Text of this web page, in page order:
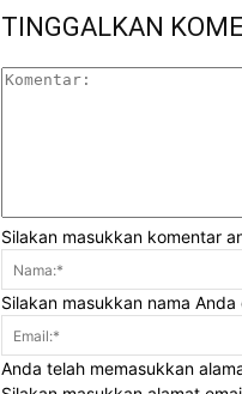
TINGGALKAN
Silakan masukkan komentar
Silakan masukkan nama Anda
Anda telah memasukkan